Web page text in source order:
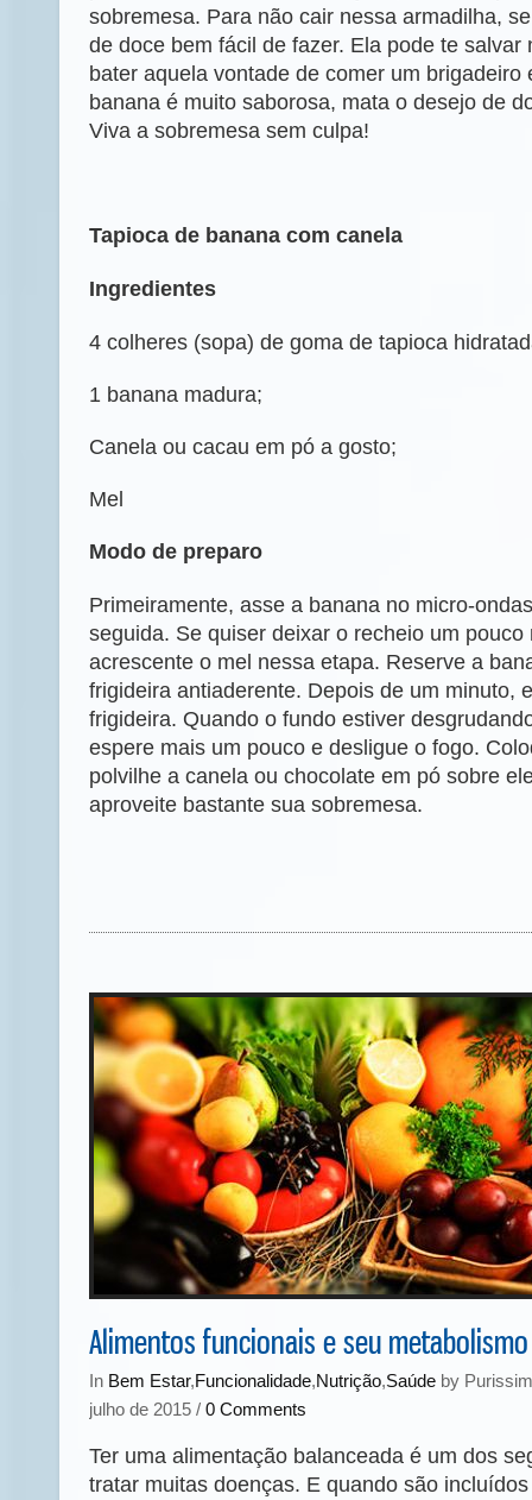
sobremesa. Para não cair nessa armadilha,
de doce bem fácil de fazer. Ela pode te salvar
bater aquela vontade de comer um brigadeiro
banana é muito saborosa, mata o desejo de
Viva a sobremesa sem culpa!
Tapioca de banana com canela
Ingredientes
4 colheres (sopa) de goma de tapioca
1 banana madura;
Canela ou cacau em pó a gosto;
Mel
Modo de preparo
Primeiramente, asse a banana no micro-
seguida. Se quiser deixar o recheio um pouco
acrescente o mel nessa etapa. Reserve a
frigideira antiaderente. Depois de um minuto,
frigideira. Quando o fundo estiver
espere mais um pouco e desligue o fogo.
polvilhe a canela ou chocolate em pó sobre
aproveite bastante sua sobremesa.
Alimentos funcionais e seu metabolismo
In Bem Estar,Funcionalidade,Nutrição,Saúde by
julho de 2015 / 0 Comments
Ter uma alimentação balanceada é um dos
tratar muitas doenças. E quando são